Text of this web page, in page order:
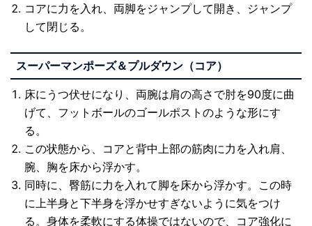
コアに力を入れ、両脚をジャンプして開き、ジャンプ
して閉じる。
スーパーマンポーズ＆プルダウン（コア）
床にうつ伏せになり、両腕は肩の高さで肘を90度に曲
げて、フットボールのゴールポストのような形にす
る。
この状態から、コアと背中上部の筋肉に力を入れ肩、
腕、胸を床から浮かす。
同時に、臀筋に力を入れて脚を床から浮かす。この時
に上半身と下半身を浮かせすぎないように気をつけ
る。身体を柔軟にする体操ではないので、コア強化に